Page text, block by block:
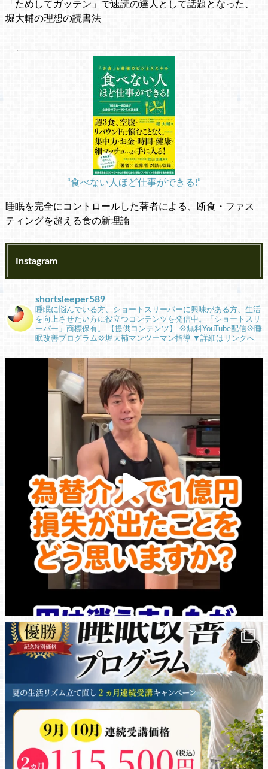
「ためしてガッテン」で速読の達人として話題となった、
堀大輔の理想の読書法
“食べない人ほど仕事ができる!”
睡眠を完全にコントロールした著者による、断食・ファス
ティングを超える食の新理論
Instagram
shortsleeper589
睡眠に悩んでいる方、ショートスリーパーに興味がある方、生活
を向上させたい方に役立つコンテンツを発信中。「ショートスリ
ーパー」商標保有。
【提供コンテンツ】
💠無料YouTube配信💠睡
眠改善プログラム💠堀大輔マンツーマン指導▼詳細はリンクへ